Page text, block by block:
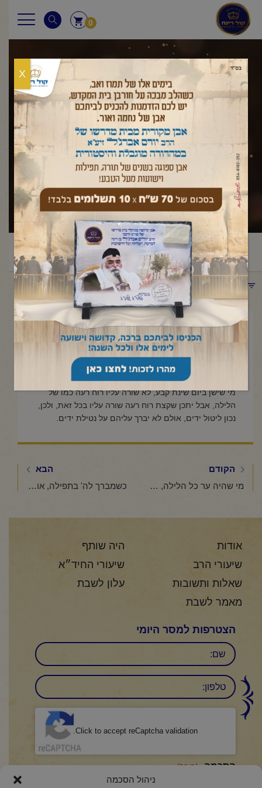
ניהול הסכמה
0
שאלות ותשובות
ראשי/שאלות ותשובות השכמת הבוקר/מי שישן ביום, האם
צריך ליטול ידים בקומו משינתו?
תפריט קטגוריות
מי שישן ביום, האם צריך ליטול
ידים בקומו משינתו?
מאי 30, 2023
מי שישן ביום שינת קבע, לא שורה עליו רוח רעה כמו של
הלילה, אבל יתכן שקצת רוח רעה שורה עליו בכל זאת, ולכן,
נכון ליטול ידים, אולם לא יברך עליהם על נטילת ידים.
הקודם
מי שהיה ער כל הלילה, האם צריך ליטול ידים בבוקר, או שמא הואיל והוא לא ישן, לא צריך ליטול ידים בבוקר?
הבא
כשמברך לה' בתפילה, או ברכות הנהנין, כגון שמברך על הפירות ועל הירקות ועל מיני ממתקים ומגדים, מה צריך לכוין בדעתו?
אודות
היה שותף
שיעורי הרב
שיעורי החיד״א
שאלות ותשובות
עלון לשבת
מאמר לשבת
הצטרפות למסר היומי
שם
טלפון:
Click to accept reCaptcha validation.
הסכמה (חובה)
אני מאשר/ת כי קראתי והבנתי את
X